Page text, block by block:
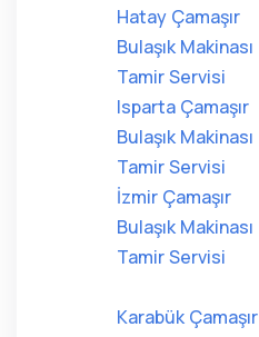
Hatay Çamaşır
Bulaşık Makinası
Tamir Servisi
Isparta Çamaşır
Bulaşık Makinası
Tamir Servisi
İzmir Çamaşır
Bulaşık Makinası
Tamir Servisi
Karabük Çamaşır